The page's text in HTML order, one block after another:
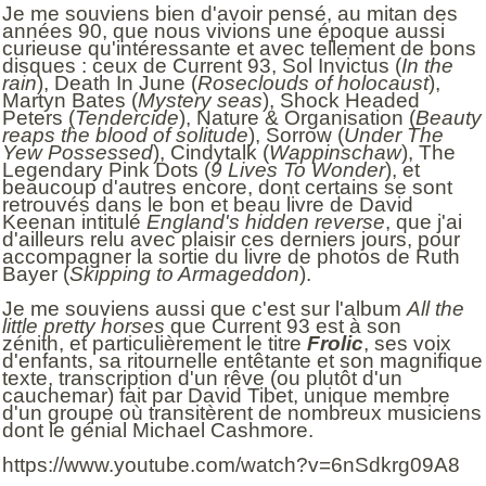
Je me souviens bien d'avoir pensé, au mitan des
années 90, que nous vivions une époque aussi
curieuse qu'intéressante et avec tellement de bons
disques : ceux de Current 93, Sol Invictus (In the
rain), Death In June (Roseclouds of holocaust),
Martyn Bates (Mystery seas), Shock Headed
Peters (Tendercide), Nature & Organisation (Beauty
reaps the blood of solitude), Sorrow (Under The
Yew Possessed), Cindytalk (Wappinschaw), The
Legendary Pink Dots (9 Lives To Wonder), et
beaucoup d'autres encore, dont certains se sont
retrouvés dans le bon et beau livre de David
Keenan intitulé England's hidden reverse, que j'ai
d'ailleurs relu avec plaisir ces derniers jours, pour
accompagner la sortie du livre de photos de Ruth
Bayer (Skipping to Armageddon).
Je me souviens aussi que c'est sur l'album All the
little pretty horses que Current 93 est à son
zénith, et particulièrement le titre Frolic, ses voix
d'enfants, sa ritournelle entêtante et son magnifique
texte, transcription d'un rêve (ou plutôt d'un
cauchemar) fait par David Tibet, unique membre
d'un groupe où transitèrent de nombreux musiciens
dont le génial Michael Cashmore.
https://www.youtube.com/watch?v=6nSdkrg09A8